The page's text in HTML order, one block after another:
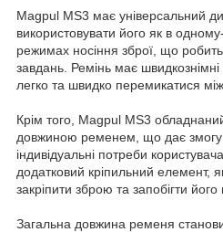
Magpul MS3 має універсальний
використовувати його як в
режимах носіння зброї, що
завдань. Ремінь має швидкознімні
легко та швидко перемикатися
Крім того, Magpul MS3
довжиною ременем, що дає змогу
індивідуальні потреби
додатковий кріпильний елемент,
закріпити зброю та запобігти
Загальна довжина ременя